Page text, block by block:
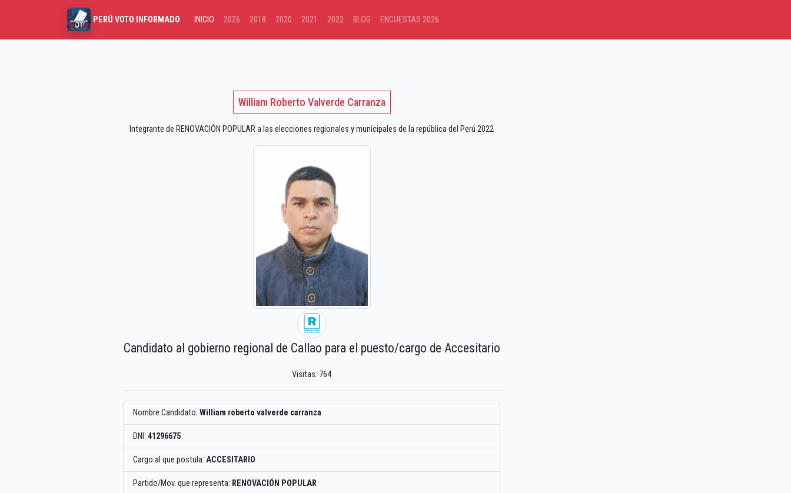
PERÚ VOTO INFORMADO INICIO 2026 2018 2020 2021 2022 BLOG ENCUESTAS 2026
William Roberto Valverde Carranza
Integrante de RENOVACIÓN POPULAR a las elecciones regionales y municipales de la república del Perú 2022
Candidato al gobierno regional de Callao para el puesto/cargo de Accesitario
Visitas: 764
Nombre Candidato: William roberto valverde carranza
DNI: 41296675
Cargo al que postula: ACCESITARIO
Partido/Mov. que representa: RENOVACIÓN POPULAR